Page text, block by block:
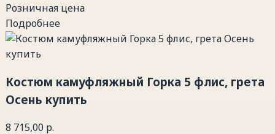
Розничная цена
Подробнее
Костюм камуфляжный Горка 5 флис, грета
Осень купить
8 715,00 р.